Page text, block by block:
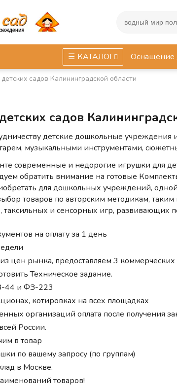
КАТАЛОГ Оснащение
садов Калининградской области
садов
детские дошкольные
музыкальными инструментами,
современные и недорогие игрушки для
обратить внимание на готовые
для дошкольных учреждений,
товаров по авторским методикам,
таксильных и сенсорных игр, развивающих
на оплату за 1 день
цен рынка, предоставляем 3
Техническое задание.
44 и ФЗ-223
котировках на всех площадках
организаций оплата после получения
России.
в товар
по вашему запросу (по группам)
в Москве.
товаров!